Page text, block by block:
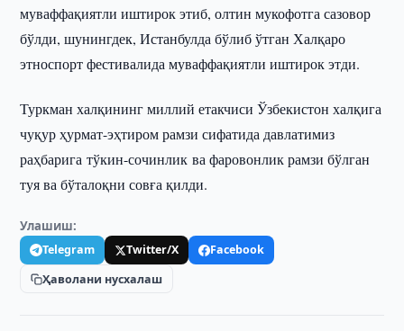
муваффақиятли иштирок этиб, олтин мукофотга сазовор
бўлди, шунингдек, Истанбулда бўлиб ўтган Халқаро
этноспорт фестивалида муваффақиятли иштирок этди.
Туркман халқининг миллий етакчиси Ўзбекистон халқига
чуқур ҳурмат-эҳтиром рамзи сифатида давлатимиз
раҳбарига тўкин-сочинлик ва фаровонлик рамзи бўлган
туя ва бўталоқни совға қилди.
Улашиш:
Telegram Twitter/X
Facebook
Ҳаволани нусхалаш